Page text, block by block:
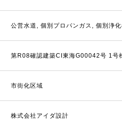
公営水道, 個別プロパンガス, 個別浄
第R08確認建築CI東海G00042号 1号
市街化区域
株式会社アイダ設計